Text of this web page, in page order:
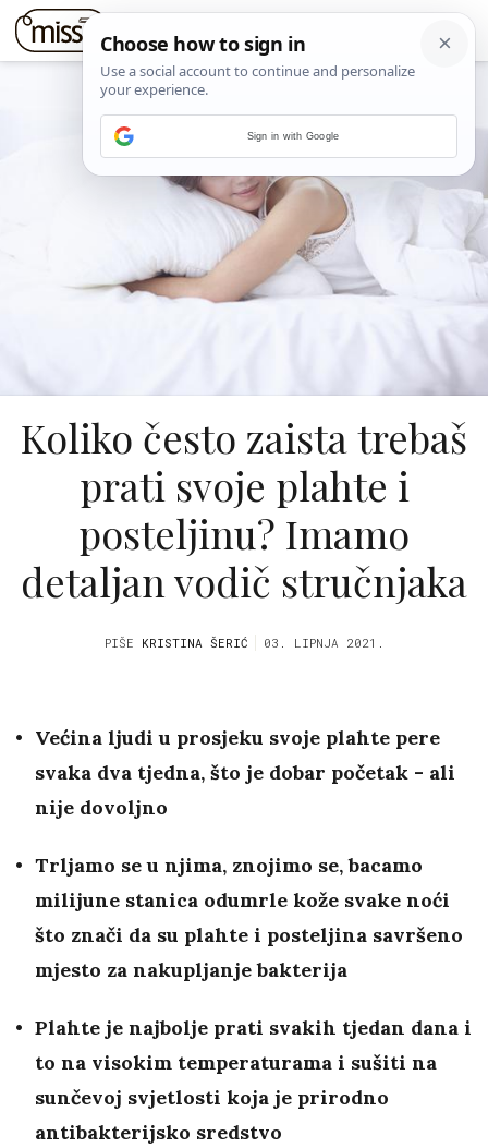
Koliko često zaista trebaš
prati svoje plahte i
posteljinu? Imamo
detaljan vodič stručnjaka
PIŠE KRISTINA ŠERIĆ 03. LIPNJA 2021.
Većina ljudi u prosjeku svoje plahte pere
svaka dva tjedna, što je dobar početak - ali
nije dovoljno
Trljamo se u njima, znojimo se, bacamo
milijune stanica odumrle kože svake noći
što znači da su plahte i posteljina savršeno
mjesto za nakupljanje bakterija
Plahte je najbolje prati svakih tjedan dana i
to na visokim temperaturama i sušiti na
sunčevoj svjetlosti koja je prirodno
antibakterijsko sredstvo
Sign in with Google